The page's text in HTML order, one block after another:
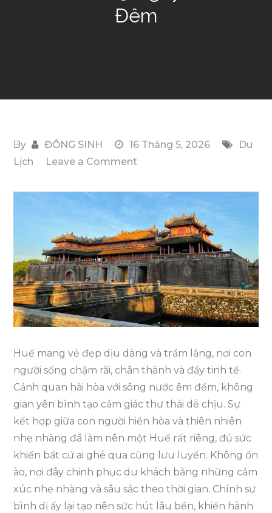
Đêm
By ĐỒNG SINH 16 Tháng 5, 2026
Du
Lịch
Leave a Comment
Điểm
Hợp
Để
Khám
Phá
Huế
5
Ngày
Đêm
Huế mang vẻ đẹp dịu dàng và trầm lắng, nơi con
người sống chậm rãi, chân thành và đầy tinh tế.
Cảnh quan hài hòa với sông nước êm đềm, không
gian yên bình tạo cảm giác thư thái dễ chịu. Sự
kết hợp giữa con người hiền hòa và thiên nhiên
nhẹ nhàng đã làm nên một Huế rất riêng, đủ sức
khiến bất cứ ai ghé qua cũng lưu luyến. Không ồn
ào, nơi đây chinh phục du khách bằng những cảm
xúc nhẹ nhàng và sâu sắc theo thời gian. Chính sự
bình dị ấy lại tạo nên sức hút lâu bền, khiến hành